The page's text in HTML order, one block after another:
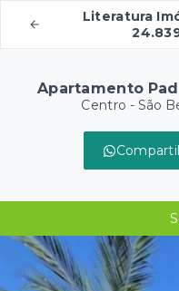
Literatura
Apartamento
Centro - São